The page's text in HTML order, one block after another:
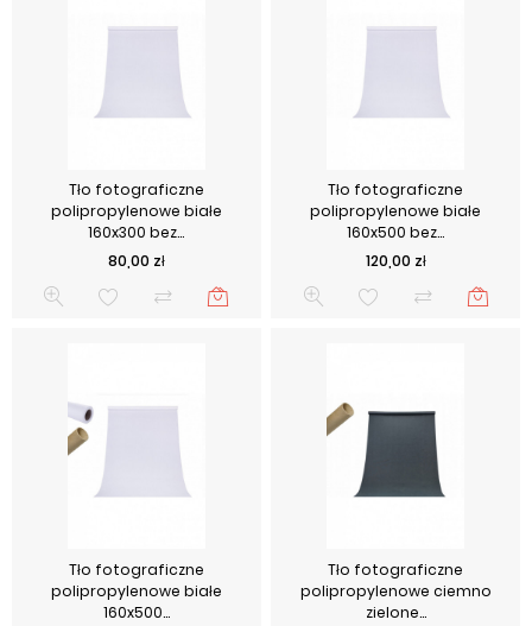
Tło fotograficzne
polipropylenowe białe
160x300 bez...
Cena
80,00 zł
Tło fotograficzne
polipropylenowe białe
160x500 bez...
Cena
120,00 zł
Tło fotograficzne
polipropylenowe białe
160x500...
Tło fotograficzne
polipropylenowe ciemno
zielone...